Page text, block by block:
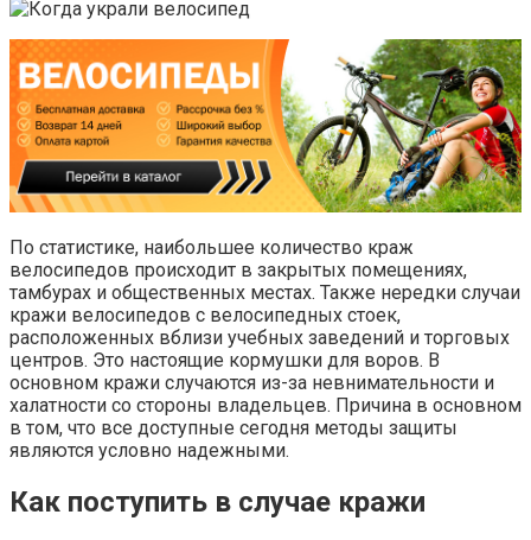
По статистике, наибольшее количество краж
велосипедов происходит в закрытых помещениях,
тамбурах и общественных местах. Также нередки случаи
кражи велосипедов с велосипедных стоек,
расположенных вблизи учебных заведений и торговых
центров. Это настоящие кормушки для воров. В
основном кражи случаются из-за невнимательности и
халатности со стороны владельцев. Причина в основном
в том, что все доступные сегодня методы защиты
являются условно надежными.
Как поступить в случае кражи